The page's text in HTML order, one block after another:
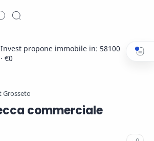
propone immobile in: 58100
€0
Grosseto
commerciale